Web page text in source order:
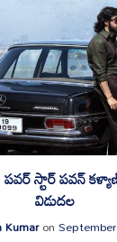
స్టార్ పవన్
విడుదల
on